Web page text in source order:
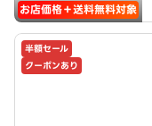
お店価格＋送料無料対象
半額セール
クーポンあり